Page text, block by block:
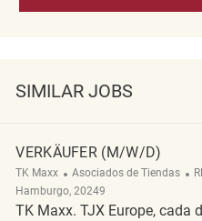
SIMILAR JOBS
VERKÄUFER (M/W/D)
TK Maxx Categoría
Asociados de Tiendas
Hamburgo, 20249
TK Maxx. TJX Europe, cada